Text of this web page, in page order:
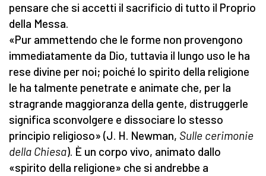
pensare che si accetti il sacrificio di tutto il Proprio
della Messa.
«Pur ammettendo che le forme non provengono
immediatamente da Dio, tuttavia il lungo uso le ha
rese divine per noi; poiché lo spirito della religione
le ha talmente penetrate e animate che, per la
stragrande maggioranza della gente, distruggerle
significa sconvolgere e dissociare lo stesso
principio religioso» (J. H. Newman, Sulle cerimonie
della Chiesa). È un corpo vivo, animato dallo
«spirito della religione» che si andrebbe a